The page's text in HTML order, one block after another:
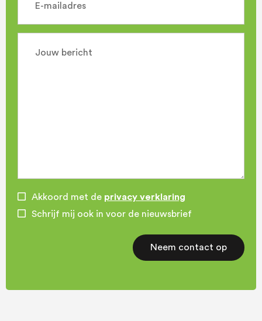
E-mailadres
Jouw bericht
Akkoord met de privacy verklaring
Schrijf mij ook in voor de nieuwsbrief